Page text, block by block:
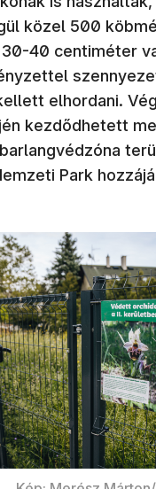
közel 500
40 centiméter
elhordani.
kezdődhetett
Park